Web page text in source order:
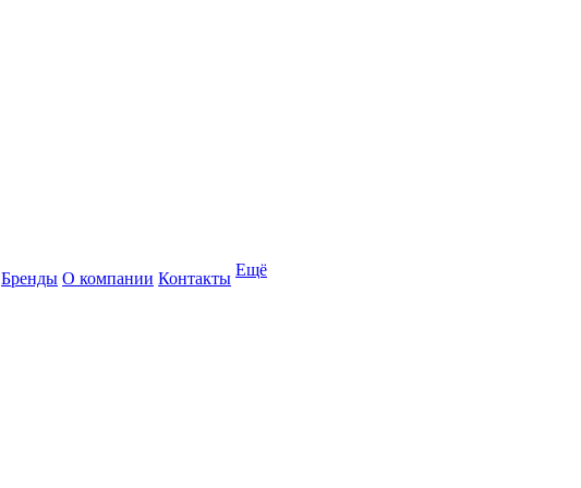
Бренды О компании Контакты Ещё